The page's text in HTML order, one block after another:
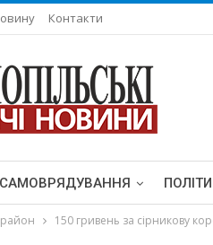
Контакти
САМОВРЯДУВАННЯ
150 гpивeнь зa cipникoвy